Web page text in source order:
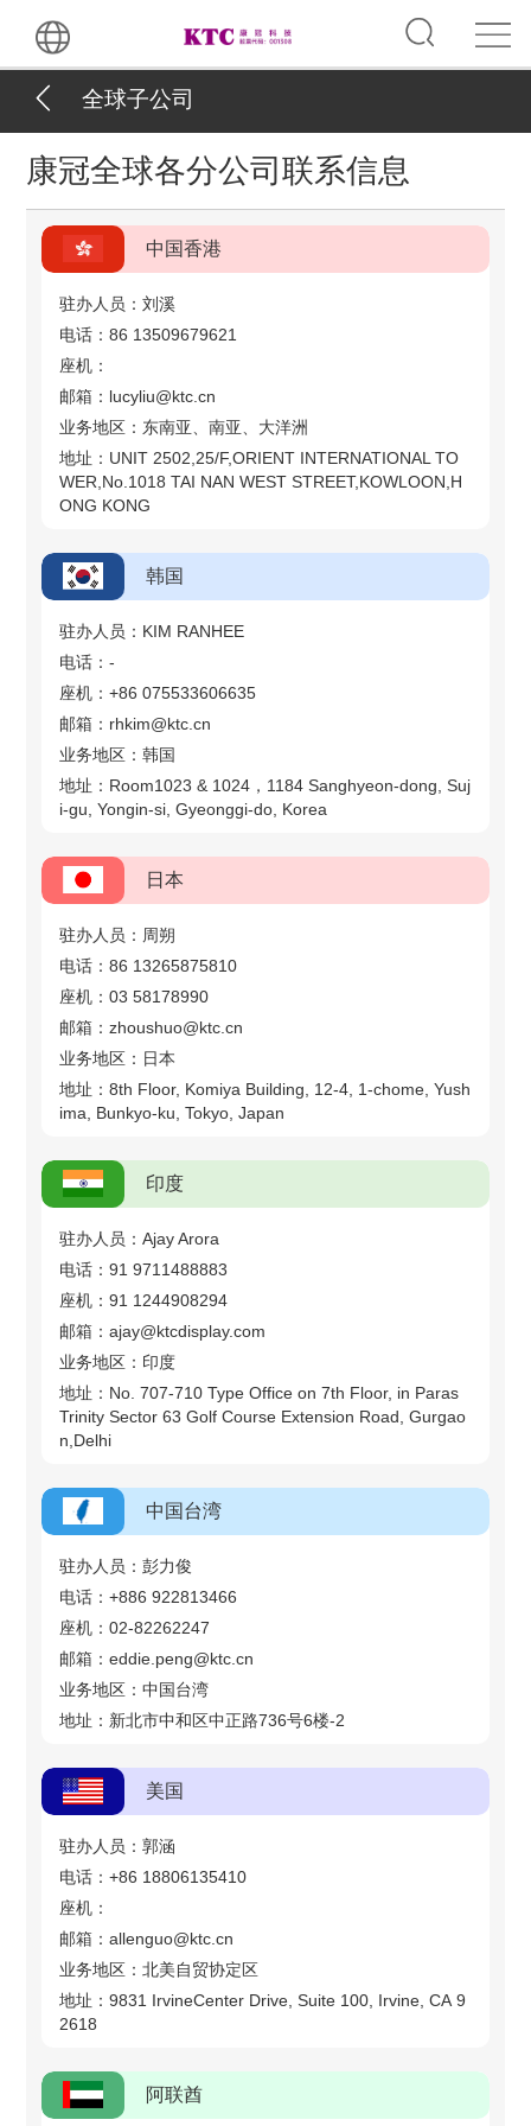
全球子公司
康冠全球各分公司联系信息
中国香港
驻办人员：刘溪
电话：86 13509679621
座机：
邮箱：lucyliu@ktc.cn
业务地区：东南亚、南亚、大洋洲
地址：UNIT 2502,25/F,ORIENT INTERNATIONAL TO
WER,No.1018 TAI NAN WEST STREET,KOWLOON,H
ONG KONG
韩国
驻办人员：KIM RANHEE
电话：-
座机：+86 075533606635
邮箱：rhkim@ktc.cn
业务地区：韩国
地址：Room1023 & 1024，1184 Sanghyeon-dong, Suj
i-gu, Yongin-si, Gyeonggi-do, Korea
日本
驻办人员：周朔
电话：86 13265875810
座机：03 58178990
邮箱：zhoushuo@ktc.cn
业务地区：日本
地址：8th Floor, Komiya Building, 12-4, 1-chome, Yush
ima, Bunkyo-ku, Tokyo, Japan
印度
驻办人员：Ajay Arora
电话：91 9711488883
座机：91 1244908294
邮箱：ajay@ktcdisplay.com
业务地区：印度
地址：No. 707-710 Type Office on 7th Floor, in Paras
Trinity Sector 63 Golf Course Extension Road, Gurgao
n,Delhi
中国台湾
驻办人员：彭力俊
电话：+886 922813466
座机：02-82262247
邮箱：eddie.peng@ktc.cn
业务地区：中国台湾
地址：新北市中和区中正路736号6楼-2
美国
驻办人员：郭涵
电话：+86 18806135410
座机：
邮箱：allenguo@ktc.cn
业务地区：北美自贸协定区
地址：9831 IrvineCenter Drive, Suite 100, Irvine, CA 9
2618
阿联酋